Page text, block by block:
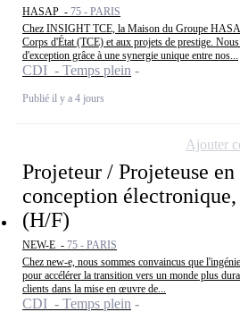
HASAP - 75 - PARIS
Chez INSIGHT TCE, la Maison du Groupe
Corps d'État (TCE) et aux projets de prestige.
d'exception grâce à une synergie unique entre nos...
CDI - Temps plein
Publié il y a 4 jours
Projeteur / Projeteuse en
conception
(H/F)
NEW-E - 75 - PARIS
Chez new-e, nous sommes convaincus que
pour accélérer la transition vers un monde plus
clients dans la mise en œuvre de...
CDI - Temps plein
Ajouter